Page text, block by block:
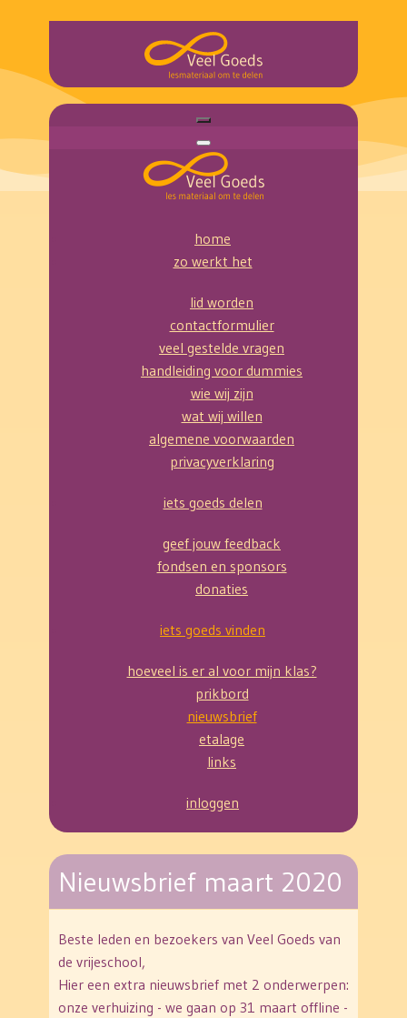
home
zo werkt het
lid worden
contactformulier
veel gestelde vragen
handleiding voor dummies
wie wij zijn
wat wij willen
algemene voorwaarden
privacyverklaring
iets goeds delen
geef jouw feedback
fondsen en sponsors
donaties
iets goeds vinden
hoeveel is er al voor mijn klas?
prikbord
nieuwsbrief
etalage
links
inloggen
Nieuwsbrief maart 2020
Beste leden en bezoekers van Veel Goeds van
de vrijeschool,
Hier een extra nieuwsbrief met 2 onderwerpen:
onze verhuizing - we gaan op 31 maart offline -